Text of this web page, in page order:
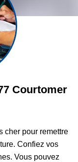
Courtomer
cher pour remettre
Confiez vos
Vous pouvez